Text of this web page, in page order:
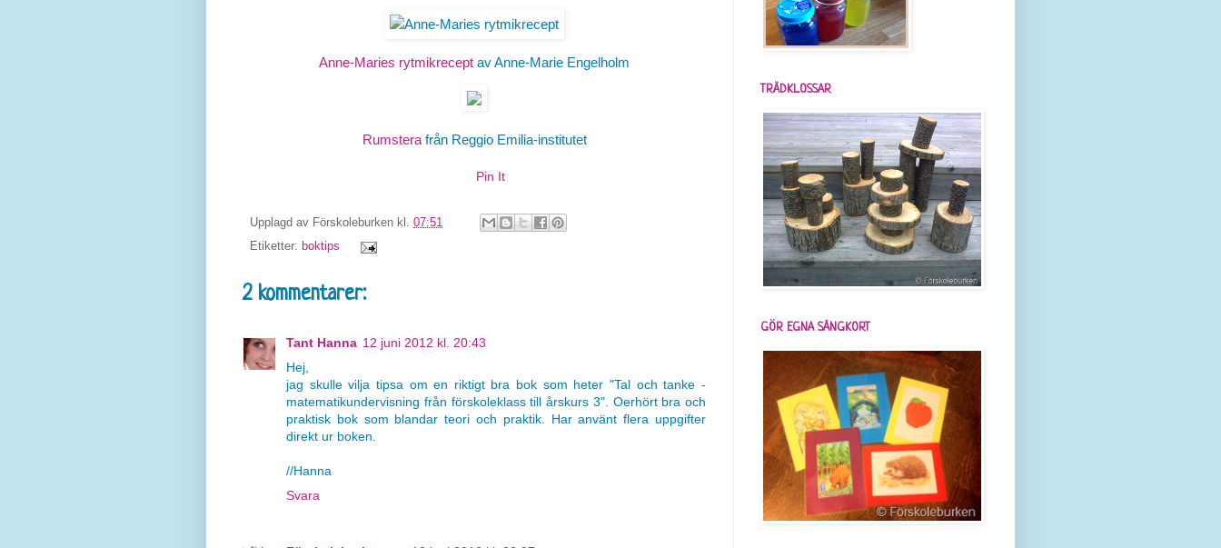
Anne-Maries rytmikrecept av Anne-Marie Engelholm
Rumsterafrån Reggio Emilia-institutet
Pin It
Upplagd av Förskoleburken kl. 07:51
Etiketter: boktips
2 kommentarer:
Tant Hanna 12 juni 2012 kl. 20:43
Hej,
jag skulle vilja tipsa om en riktigt bra bok som heter "Tal och tanke -
matematikundervisning från förskoleklass till årskurs 3". Oerhört bra och
praktisk bok som blandar teori och praktik. Har använt flera uppgifter
direkt ur boken.
//Hanna
Svara
TRÄDKLOSSAR
GÖR EGNA SÅNGKORT